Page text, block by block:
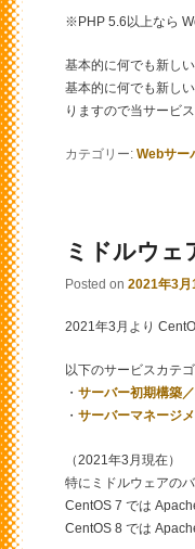
※PHP 5.6以上なら
基本的に何でも新し
基本的に何でも新し
りますので当サービ
カテゴリー: Webサー
ミドルウェ
Posted on 2021年3月
2021年3月より
以下のサービスカテ
・ サーバー初期構築
・ サーバーマネージ
（2021年3月現在）
特にミドルウェアの
CentOS 7 では
CentOS 8 では